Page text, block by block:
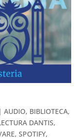
|AUDIO, BIBLIOTECA,
DANTIS,
,SPOTIFY,